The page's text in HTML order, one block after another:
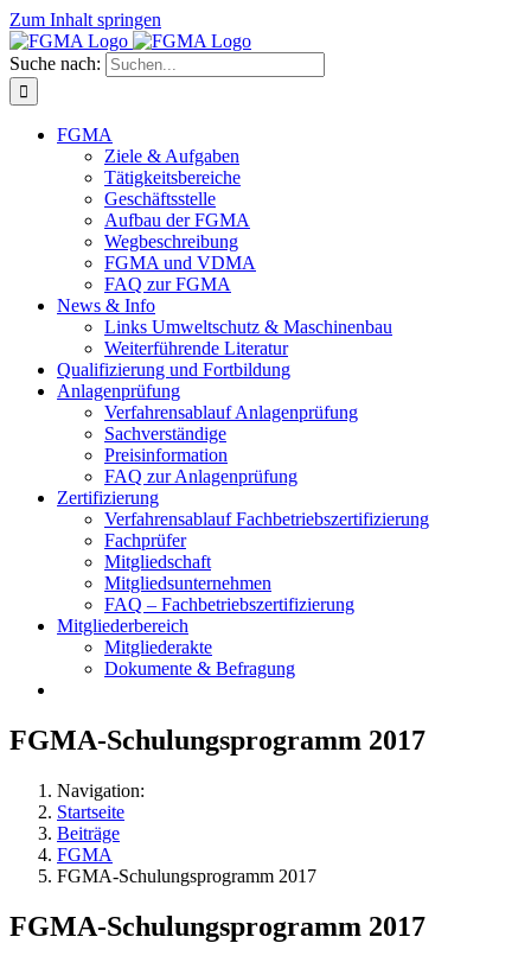
Zum Inhalt springen
Suche nach:
FGMA
Ziele & Aufgaben
Tätigkeitsbereiche
Geschäftsstelle
Aufbau der FGMA
Wegbeschreibung
FGMA und VDMA
FAQ zur FGMA
News & Info
Links Umweltschutz & Maschinenbau
Weiterführende Literatur
Qualifizierung und Fortbildung
Anlagenprüfung
Verfahrensablauf Anlagenprüfung
Sachverständige
Preisinformation
FAQ zur Anlagenprüfung
Zertifizierung
Verfahrensablauf Fachbetriebszertifizierung
Fachprüfer
Mitgliedschaft
Mitgliedsunternehmen
FAQ – Fachbetriebszertifizierung
Mitgliederbereich
Mitgliederakte
Dokumente & Befragung
FGMA-Schulungsprogramm 2017
Navigation:
Startseite
Beiträge
FGMA
FGMA-Schulungsprogramm 2017
FGMA-Schulungsprogramm 2017